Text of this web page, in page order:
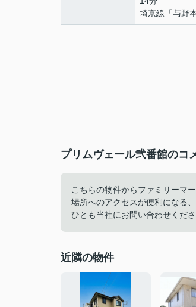
埼京線 「与野
プリムヴェール弐番館のコ
こちらの物件からファミリーマ
場所へのアクセスが便利になる
ひとも当社にお問い合わせくだ
近隣の物件